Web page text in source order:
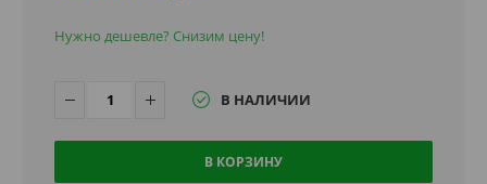
Нужно дешевле? Снизим цену!
В НАЛИЧИИ
В КОРЗИНУ